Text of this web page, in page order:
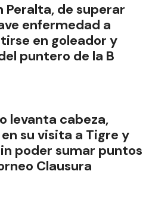
Peralta, de superar
enfermedad a
en goleador y
puntero de la B
levanta cabeza,
su visita a Tigre y
poder sumar puntos
Clausura